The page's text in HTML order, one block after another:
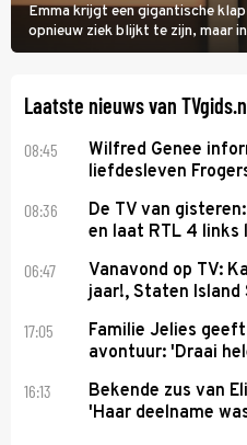
Emma krijgt een gigantische
opnieuw ziek blijkt te zijn, maar
Ik Dans laat ze zien dat ze niet
Laatste nieuws van
08:45
Wilfred Genee
liefdesleven
08:36
De TV van
en laat RTL 4 links
06:47
Vanavond op TV:
jaar!, Staten Island
17:05
Familie Jelies
avontuur: 'Draai
16:13
Bekende zus van
'Haar deelname